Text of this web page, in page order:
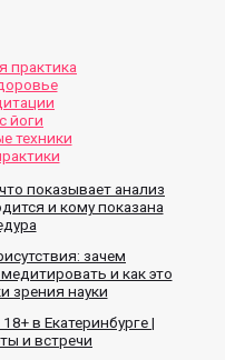
практика
йоги
техники
показывает анализ
и кому показана
зачем
и как это
зрения науки
в Екатеринбурге |
и встречи